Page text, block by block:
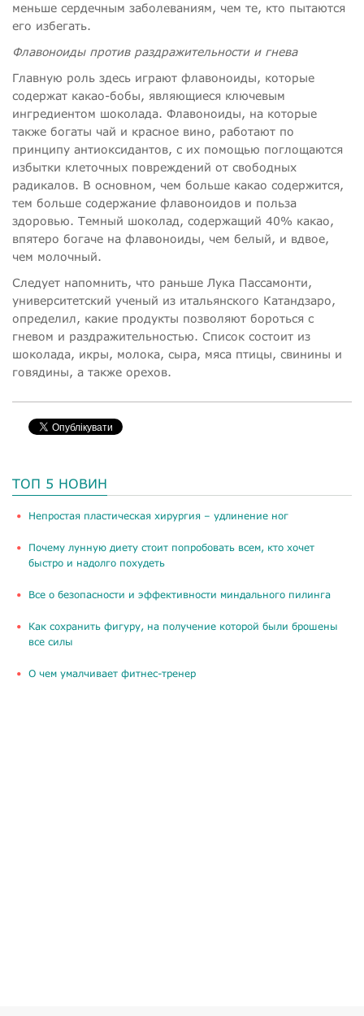
меньше сердечным заболеваниям, чем те, кто пытаются
его избегать.
Флавоноиды против раздражительности и гнева
Главную роль здесь играют флавоноиды, которые
содержат какао-бобы, являющиеся ключевым
ингредиентом шоколада. Флавоноиды, на которые
также богаты чай и красное вино, работают по
принципу антиоксидантов, с их помощью поглощаются
избытки клеточных повреждений от свободных
радикалов. В основном, чем больше какао содержится,
тем больше содержание флавоноидов и польза
здоровью. Темный шоколад, содержащий 40% какао,
впятеро богаче на флавоноиды, чем белый, и вдвое,
чем молочный.
Следует напомнить, что раньше Лука Пассамонти,
университетский ученый из итальянского Катандзаро,
определил, какие продукты позволяют бороться с
гневом и раздражительностью. Список состоит из
шоколада, икры, молока, сыра, мяса птицы, свинины и
говядины, а также орехов.
ТОП 5 НОВИН
​Непростая пластическая хирургия – удлинение ног
Почему лунную диету стоит попробовать всем, кто хочет
быстро и надолго похудеть
Все о безопасности и эффективности миндального пилинга
Как сохранить фигуру, на получение которой были брошены
все силы
О чем умалчивает фитнес-тренер